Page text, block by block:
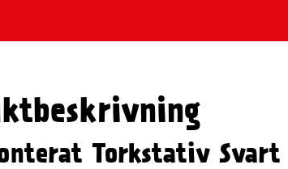
Torkstativ Svart